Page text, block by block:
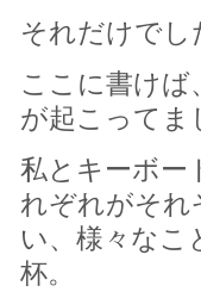
それだけでし
ここに書け
が起こってま
私とキーボー
れぞれがそ
い、様々な
杯。